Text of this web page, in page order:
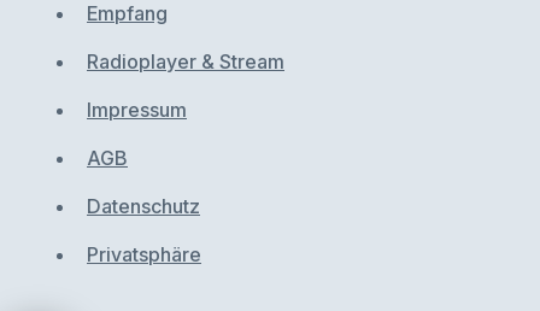
Empfang
Radioplayer & Stream
Impressum
AGB
Datenschutz
Privatsphäre